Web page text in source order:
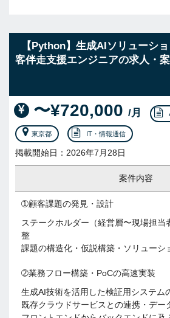
【Python】生成AIソリューシ
客伴走支援エンジニアの求人・
〜¥720,000 /月
東京都 IT・情報通信
掲載開始日：2026年7月28日
案件内容
➀顧客課題の発見・設計
ステークホルダー（経営層〜現場担当
整
課題の構造化・仮説構築・ソリューシ
➁業務フロー構築・PoCの高速実装
生成AI技術を活用した検証用システム
既存クラウドサービスとの連携・デー